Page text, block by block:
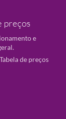
preços
e
de preços